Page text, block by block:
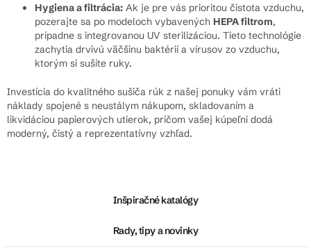
Hygiena a filtrácia: Ak je pre vás prioritou čistota vzduchu,
pozerajte sa po modeloch vybavených HEPA filtrom,
prípadne s integrovanou UV sterilizáciou. Tieto technológie
zachytia drvivú väčšinu baktérií a vírusov zo vzduchu,
ktorým si sušíte ruky.
Investícia do kvalitného sušiča rúk z našej ponuky vám vráti
náklady spojené s neustálym nákupom, skladovaním a
likvidáciou papierových utierok, pričom vašej kúpeľni dodá
moderný, čistý a reprezentatívny vzhľad.
Inšpiračné katalógy
Rady, tipy a novinky